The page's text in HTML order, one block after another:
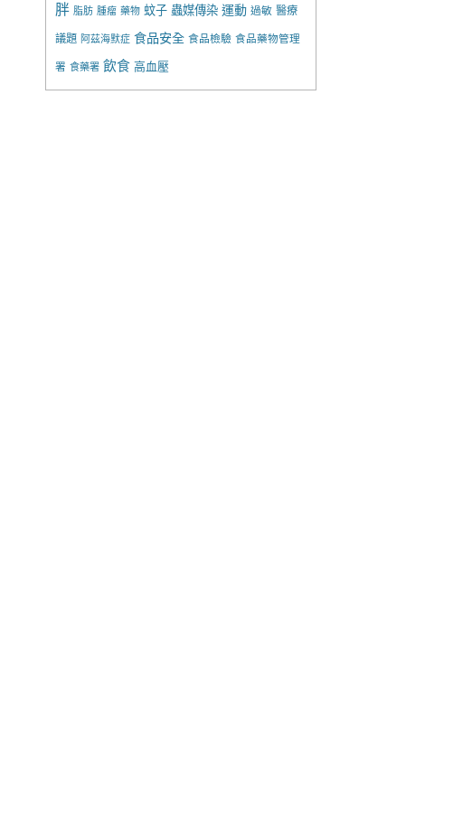
胖 脂肪 腫瘤 藥物 蚊子 蟲媒傳染 運動 過敏 醫療
議題 阿茲海默症 食品安全 食品檢驗 食品藥物管理
署 食藥署 飲食 高血壓